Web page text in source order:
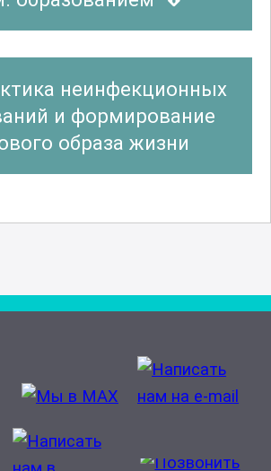
Физиотерапия
диагностика
Энтомология
неинфекционных
и формирование
образа жизни